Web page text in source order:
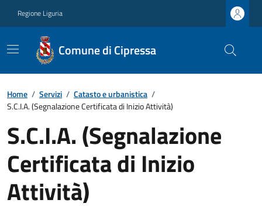
Regione Liguria
Comune di Cipressa
Home / Servizi / Catasto e urbanistica /
S.C.I.A. (Segnalazione Certificata di Inizio Attività)
S.C.I.A. (Segnalazione
Certificata di Inizio
Attività)